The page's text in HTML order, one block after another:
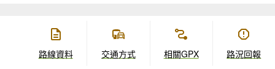
路線資料 交通方式 相關GPX 路況回報